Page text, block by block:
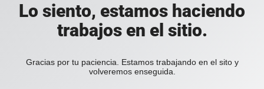
Lo siento, estamos haciendo
trabajos en el sitio.
Gracias por tu paciencia. Estamos trabajando en el sito y
volveremos enseguida.